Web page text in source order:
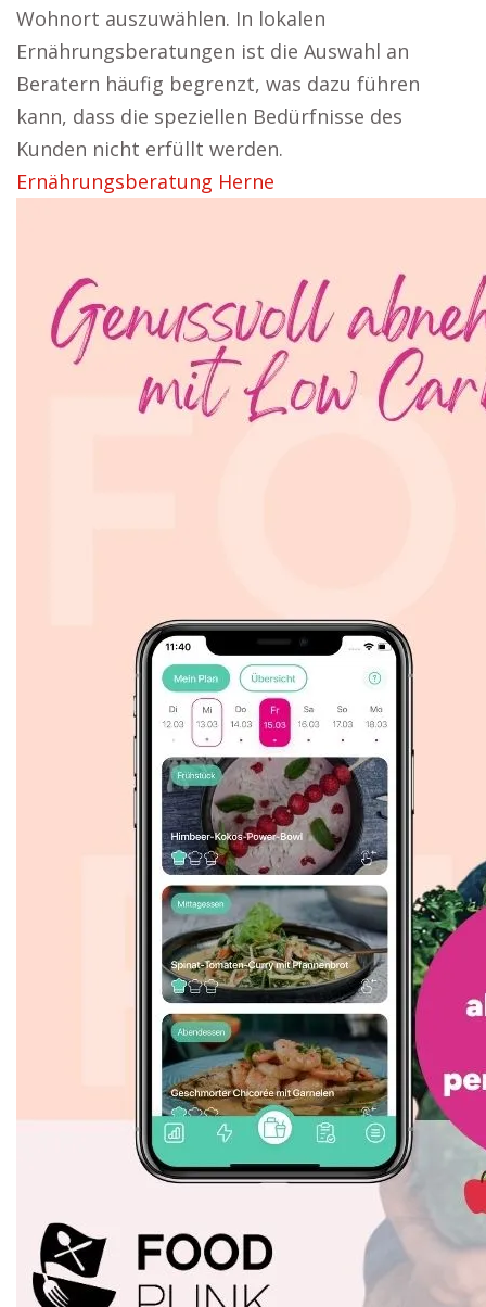
Wohnort auszuwählen. In lokalen
Ernährungsberatungen ist die Auswahl an
Beratern häufig begrenzt, was dazu führen
kann, dass die speziellen Bedürfnisse des
Kunden nicht erfüllt werden.
Ernährungsberatung Herne